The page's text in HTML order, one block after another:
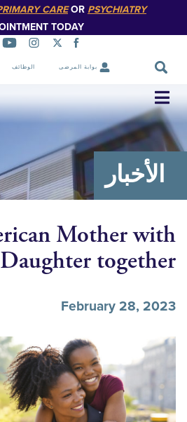
YOURPRIMARY CAREOR
APPOINTMENT TODAY.
بوابة المرضى الوظائف
تخطي
التنقل
Mother
her Daughter
February